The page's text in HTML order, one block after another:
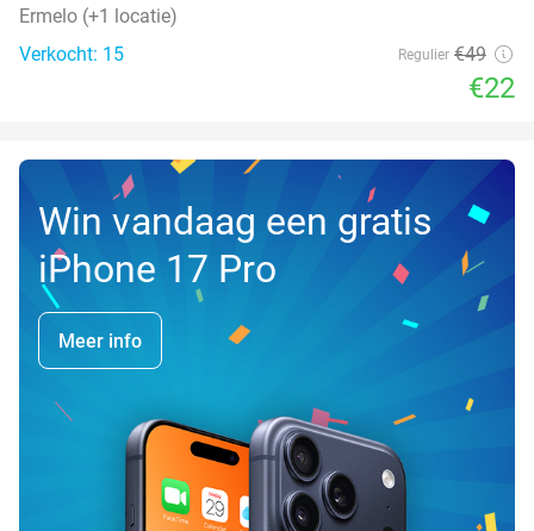
Ermelo (+1 locatie)
Verkocht: 15
Regulier €49
€22
Win vandaag een gratis
iPhone 17 Pro
Meer info